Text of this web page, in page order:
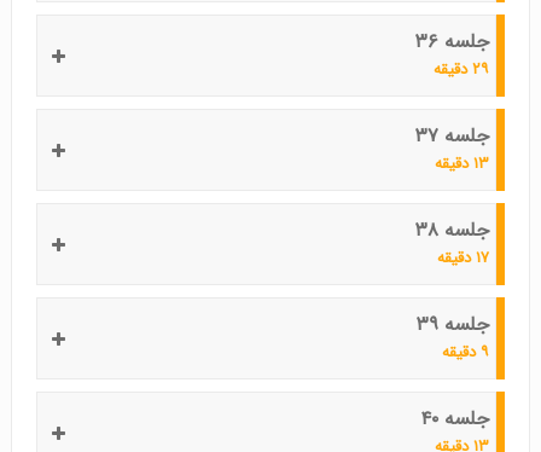
جلسه ۳۶
۲۹ دقیقه
جلسه ۳۷
۱۳ دقیقه
جلسه ۳۸
۱۷ دقیقه
جلسه ۳۹
۹ دقیقه
جلسه ۴۰